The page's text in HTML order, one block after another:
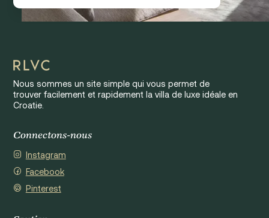
Nous sommes un site simple qui vous permet de
trouver facilement et rapidement la villa de luxe idéale en
Croatie.
Connectons-nous
Instagram
Facebook
Pinterest